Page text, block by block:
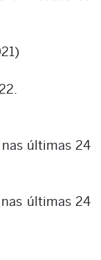
nas últimas 24
últimas 24